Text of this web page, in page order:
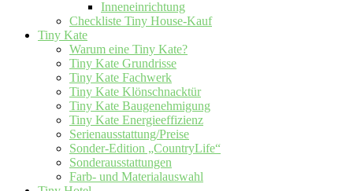
Inneneinrichtung
Checkliste Tiny House-Kauf
Tiny Kate
Warum eine Tiny Kate?
Tiny Kate Grundrisse
Tiny Kate Fachwerk
Tiny Kate Klönschnacktür
Tiny Kate Baugenehmigung
Tiny Kate Energieeffizienz
Serienausstattung/Preise
Sonder-Edition „CountryLife“
Sonderausstattungen
Farb- und Materialauswahl